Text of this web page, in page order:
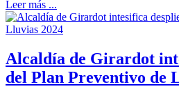
Leer más ...
Alcaldía de Girardot
del Plan Preventivo de